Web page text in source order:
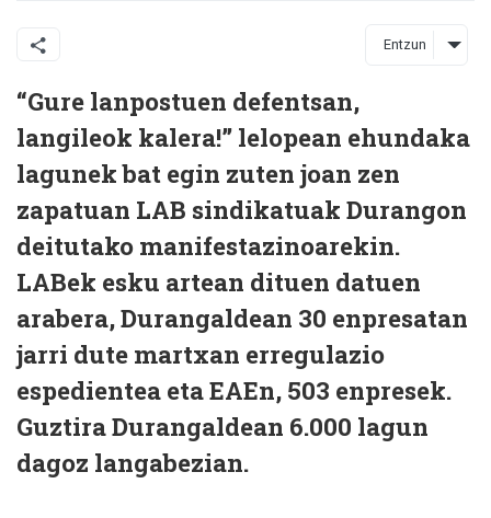
Entzun
“Gure lanpostuen defentsan,
langileok kalera!” lelopean ehundaka
lagunek bat egin zuten joan zen
zapatuan LAB sindikatuak Durangon
deitutako manifestazinoarekin.
LABek esku artean dituen datuen
arabera, Durangaldean 30 enpresatan
jarri dute martxan erregulazio
espedientea eta EAEn, 503 enpresek.
Guztira Durangaldean 6.000 lagun
dagoz langabezian.